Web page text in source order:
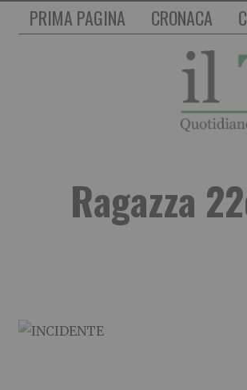
PRIMA PAGINA CRONACA
Ragazza